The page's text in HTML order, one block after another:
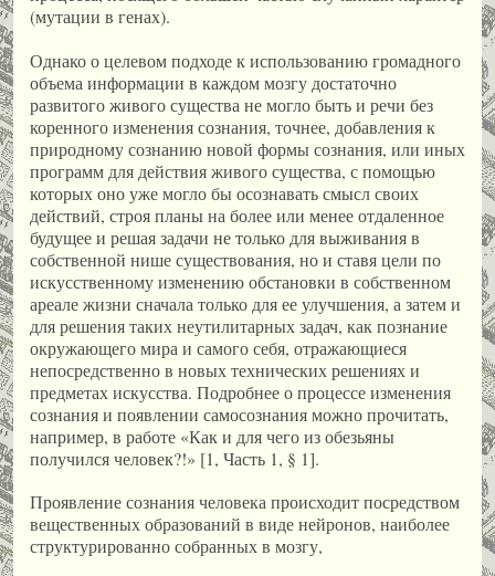
(мутации в генах).
Однако о целевом подходе к использованию громадного
объема информации в каждом мозгу достаточно
развитого живого существа не могло быть и речи без
коренного изменения сознания, точнее, добавления к
природному сознанию новой формы сознания, или иных
программ для действия живого существа, с помощью
которых оно уже могло бы осознавать смысл своих
действий, строя планы на более или менее отдаленное
будущее и решая задачи не только для выживания в
собственной нише существования, но и ставя цели по
искусственному изменению обстановки в собственном
ареале жизни сначала только для ее улучшения, а затем и
для решения таких неутилитарных задач, как познание
окружающего мира и самого себя, отражающиеся
непосредственно в новых технических решениях и
предметах искусства. Подробнее о процессе изменения
сознания и появлении самосознания можно прочитать,
например, в работе «Как и для чего из обезьяны
получился человек?!» [1, Часть 1, § 1].
Проявление сознания человека происходит посредством
вещественных образований в виде нейронов, наиболее
структурированно собранных в мозгу,